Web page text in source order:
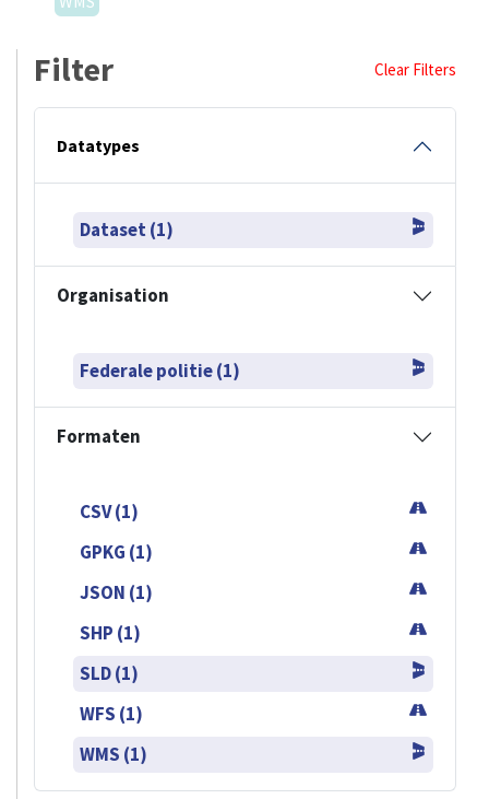
Filter Clear Filters
Datatypes
Dataset (1)
Organisation
Federale politie (1)
Formaten
CSV (1)
GPKG (1)
JSON (1)
SHP (1)
SLD (1)
WFS (1)
WMS (1)